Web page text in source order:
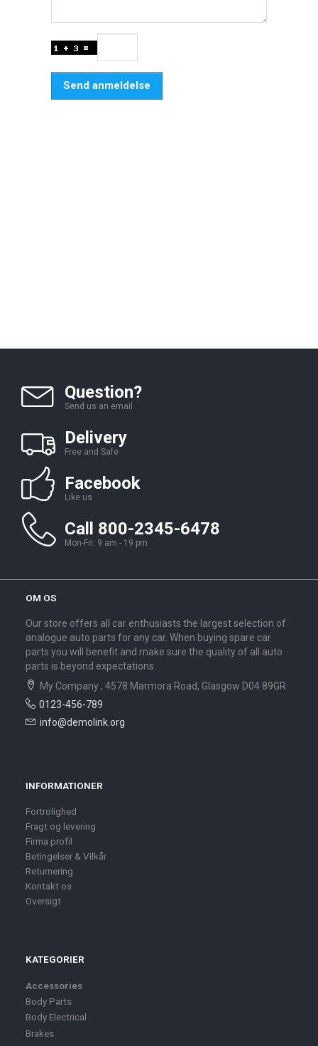
Send anmeldelse
Question?
Send us an email
Delivery
Free and Safe
Facebook
Like us
Call 800-2345-6478
Mon-Fri: 9 am - 19 pm
OM OS
Our store offers all car enthusiasts the largest selection of
analogue auto parts for any car. When buying spare car
parts you will benefit and make sure the quality of all auto
parts is beyond expectations.
My Company , 4578 Marmora Road, Glasgow D04 89GR
0123-456-789
info@demolink.org
INFORMATIONER
Fortrolighed
Fragt og levering
Firma profil
Betingelser & Vilkår
Returnering
Kontakt os
Oversigt
KATEGORIER
Accessories
Body Parts
Body Electrical
Brakes